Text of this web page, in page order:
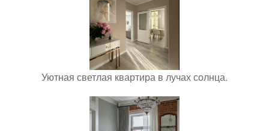
Уютная светлая квартира в лучах солнца.